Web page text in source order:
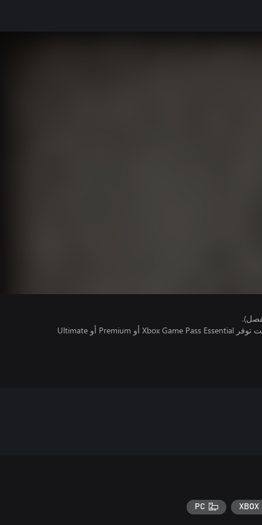
تتطلب اللعبة متعددة اللاعبين عبر الإنترنت توفر Xbox Game Pass Essential أو Premium أو Ultimate
PC